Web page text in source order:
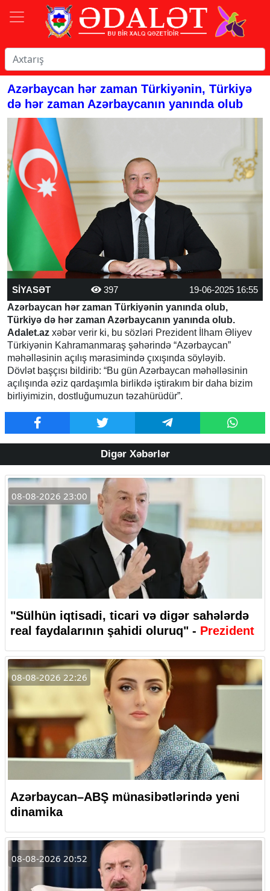
Azərbaycan hər zaman Türkiyənin, Türkiyə
də hər zaman Azərbaycanın yanında olub
SİYASƏT 397
19-06-2025 16:55
Azərbaycan hər zaman Türkiyənin yanında olub,
Türkiyə də hər zaman Azərbaycanın yanında olub.
Adalet.az xəbər verir ki, bu sözləri Prezident İlham Əliyev
Türkiyənin Kahramanmaraş şəhərində “Azərbaycan”
məhəlləsinin açılış mərasimində çıxışında söyləyib.
Dövlət başçısı bildirib: “Bu gün Azərbaycan məhəlləsinin
açılışında əziz qardaşımla birlikdə iştirakım bir daha bizim
birliyimizin, dostluğumuzun təzahürüdür”.
Digər Xəbərlər
08-08-2026 23:00
"Sülhün iqtisadi, ticari və digər sahələrdə
real faydalarının şahidi oluruq" - Prezident
08-08-2026 22:26
Azərbaycan–ABŞ münasibətlərində yeni
dinamika
08-08-2026 20:52